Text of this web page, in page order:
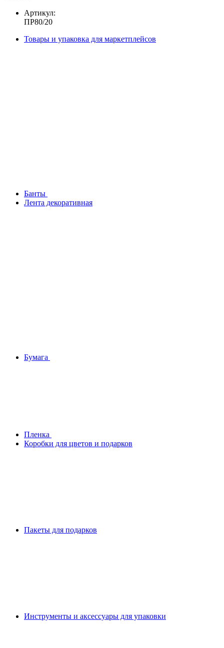
Артикул:
ПР80/20
Товары и упаковка для маркетплейсов
Банты
Лента декоративная
Бумага
Плeнка
Коробки для цветов и подарков
Пакеты для подарков
Инструменты и аксессуары для упаковки